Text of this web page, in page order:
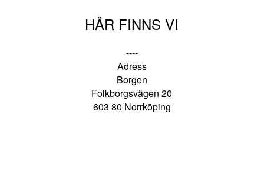
HÄR FINNS VI
----
Adress
Borgen
Folkborgsvägen 20
603 80 Norrköping